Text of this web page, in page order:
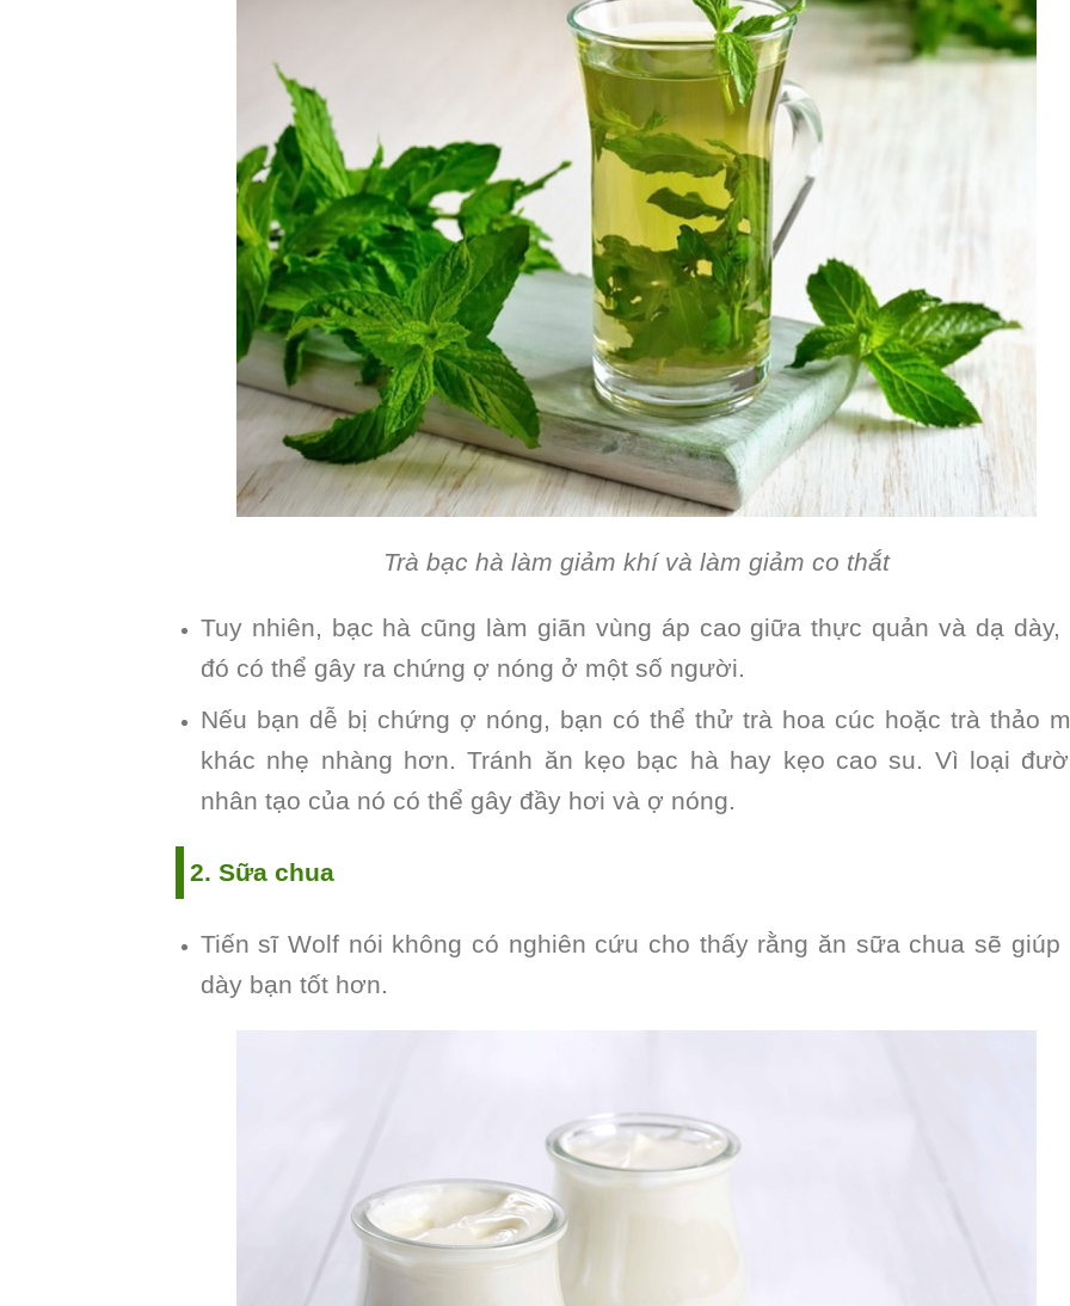
Trà bạc hà làm giảm khí và làm giảm co thắt
Tuy nhiên, bạc hà cũng làm giãn vùng áp cao giữa thực quản và dạ dày,
đó có thể gây ra chứng ợ nóng ở một số người.
Nếu bạn dễ bị chứng ợ nóng, bạn có thể thử trà hoa cúc hoặc trà thảo
khác nhẹ nhàng hơn. Tránh ăn kẹo bạc hà hay kẹo cao su. Vì loại
nhân tạo của nó có thể gây đầy hơi và ợ nóng.
2. Sữa chua
Tiến sĩ Wolf nói không có nghiên cứu cho thấy rằng ăn sữa chua sẽ giúp
dày bạn tốt hơn.